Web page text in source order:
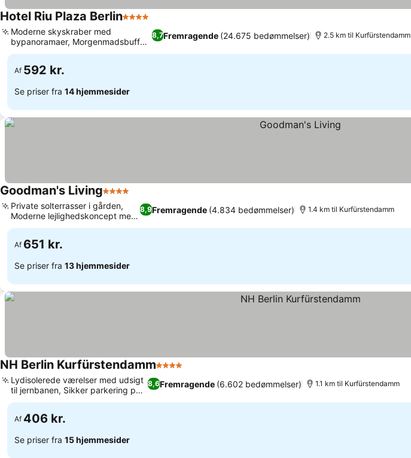
Hotel Riu Plaza Berlin4 Stjerner
8,7Fremragende (24.675 bedømmelser)
Moderne skyskraber med
bypanoramaer, Morgenmadsbuffet
med showkøkken
2.5 km til Kurfürstendamm
Af 592 kr.
Se priser fra 14 hjemmesider
Goodman's Living4 Stjerner
8,9Fremragende (4.834 bedømmelser)
Private solterrasser i gården,
Moderne lejlighedskoncept med
service
1.4 km til Kurfürstendamm
Af 651 kr.
Se priser fra 13 hjemmesider
NH Berlin Kurfürstendamm4 Stjerner
8,6Fremragende (6.602 bedømmelser)
Lydisolerede værelser med udsigt
til jernbanen, Sikker parkering på
stedet
1.1 km til Kurfürstendamm
Af 406 kr.
Se priser fra 15 hjemmesider